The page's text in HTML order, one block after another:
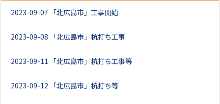
2023-09-07 「北広島市」工事開始
2023-09-08 「北広島市」杭打ち工事
2023-09-11 「北広島市」杭打ち工事等
2023-09-12 「北広島市」杭打ち等